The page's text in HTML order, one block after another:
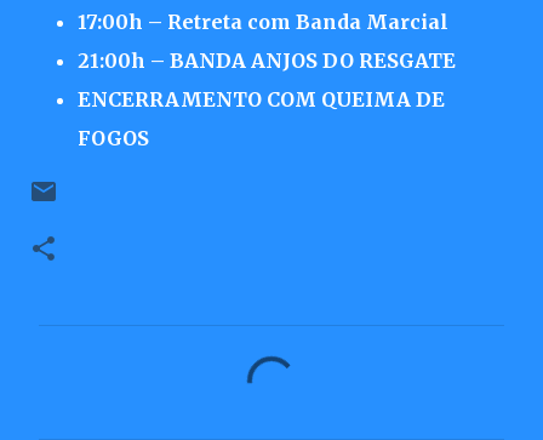
17:00h – Retreta com Banda Marcial
21:00h – BANDA ANJOS DO RESGATE
ENCERRAMENTO COM QUEIMA DE
FOGOS